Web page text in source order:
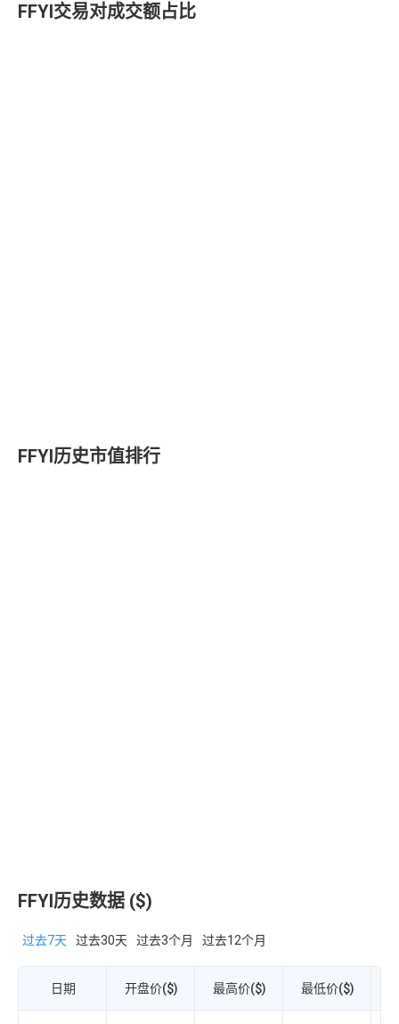
FFYI交易对成交额占比
FFYI历史市值排行
FFYI历史数据 ($)
过去7天 过去30天 过去3个月 过去12个月
日期 开盘价($) 最高价($) 最低价($)